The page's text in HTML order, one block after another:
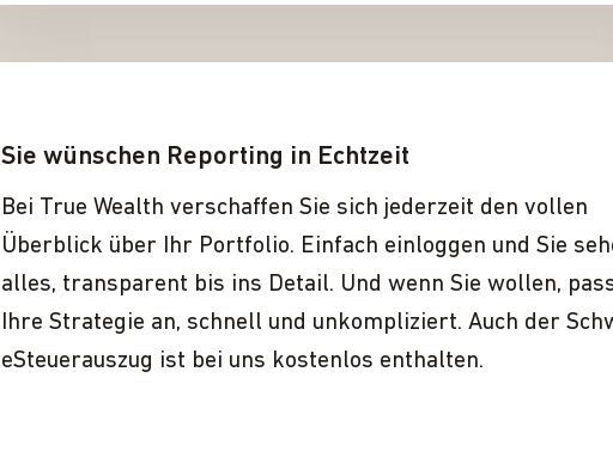
Sie wünschen Reporting in Echtzeit
Bei True Wealth verschaffen Sie sich jederzeit den vollen
Überblick über Ihr Portfolio. Einfach einloggen und Sie
alles, transparent bis ins Detail. Und wenn Sie wollen,
Ihre Strategie an, schnell und unkompliziert. Auch der
eSteuerauszug ist bei uns kostenlos enthalten.